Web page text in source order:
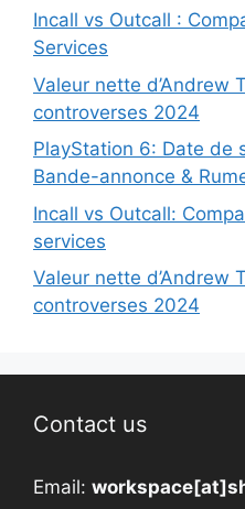
Incall vs Outcall :
Services
Valeur nette d’Andrew
controverses 2024
PlayStation 6: Date de
Bande-annonce &
Incall vs Outcall:
services
Valeur nette d’Andrew
controverses 2024
Contact us
Email: